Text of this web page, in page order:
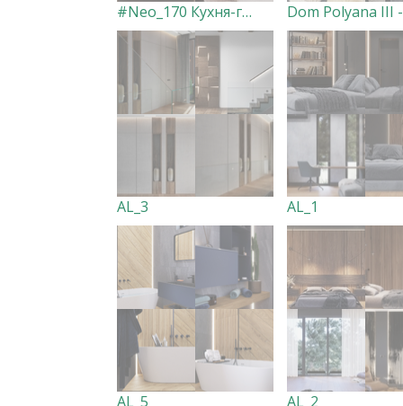
#Neo_170 Кухня-гостиная Dom Polyana III
AL_3 AL_1
AL_5 AL_2